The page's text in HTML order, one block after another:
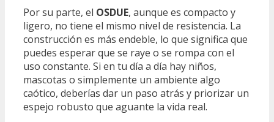
Por su parte, el OSDUE, aunque es compacto y
ligero, no tiene el mismo nivel de resistencia. La
construcción es más endeble, lo que significa que
puedes esperar que se raye o se rompa con el
uso constante. Si en tu día a día hay niños,
mascotas o simplemente un ambiente algo
caótico, deberías dar un paso atrás y priorizar un
espejo robusto que aguante la vida real.